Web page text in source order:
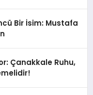
Bir İsim: Mustafa
Çanakkale Ruhu,